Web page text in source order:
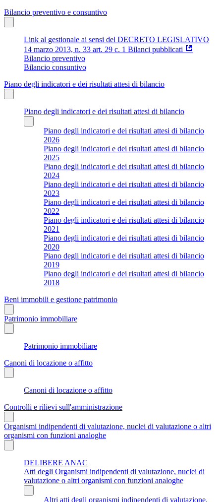
Bilancio preventivo e consuntivo
Link al gestionale ai sensi del DECRETO LEGISLATIVO
14 marzo 2013, n. 33 art. 29 c. 1 Bilanci pubblicati
Bilancio preventivo
Bilancio consuntivo
Piano degli indicatori e dei risultati attesi di bilancio
Piano degli indicatori e dei risultati attesi di bilancio
Piano degli indicatori e dei risultati attesi di bilancio
2026
Piano degli indicatori e dei risultati attesi di bilancio
2025
Piano degli indicatori e dei risultati attesi di bilancio
2024
Piano degli indicatori e dei risultati attesi di bilancio
2023
Piano degli indicatori e dei risultati attesi di bilancio
2022
Piano degli indicatori e dei risultati attesi di bilancio
2021
Piano degli indicatori e dei risultati attesi di bilancio
2020
Piano degli indicatori e dei risultati attesi di bilancio
2019
Piano degli indicatori e dei risultati attesi di bilancio
2018
Beni immobili e gestione patrimonio
Patrimonio immobiliare
Patrimonio immobiliare
Canoni di locazione o affitto
Canoni di locazione o affitto
Controlli e rilievi sull'amministrazione
Organismi indipendenti di valutazione, nuclei di valutazione o altri
organismi con funzioni analoghe
DELIBERE ANAC
Atti degli Organismi indipendenti di valutazione, nuclei di
valutazione o altri organismi con funzioni analoghe
Altri atti degli organismi indipendenti di valutazione,